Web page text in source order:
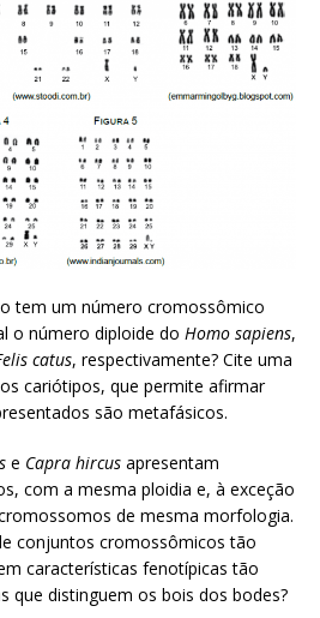
tem um número cromossômico
o número diploide do Homo sapiens,
catus, respectivamente? Cite uma
cariótipos, que permite afirmar
são metafásicos.
e Capra hircus apresentam
com a mesma ploidia e, à exceção
de mesma morfologia.
conjuntos cromossômicos tão
características fenotípicas tão
que distinguem os bois dos bodes?